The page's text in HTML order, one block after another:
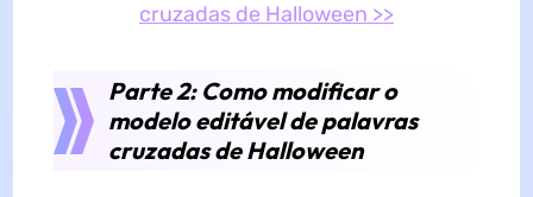
cruzadas de Halloween >>
Parte 2: Como modificar o
modelo editável de palavras
cruzadas de Halloween